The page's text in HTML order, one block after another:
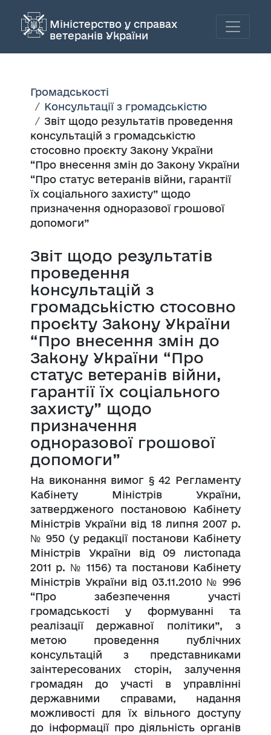
Міністерство у справах
ветеранів України
Громадськості
Консультації з громадськістю
Звіт щодо результатів проведення
консультацій з громадськістю
стосовно проєкту Закону України
“Про внесення змін до Закону України
“Про статус ветеранів війни, гарантії
їх соціального захисту” щодо
призначення одноразової грошової
допомоги”
Звіт щодо результатів
проведення
консультацій з
громадськістю стосовно
проєкту Закону України
“Про внесення змін до
Закону України “Про
статус ветеранів війни,
гарантії їх соціального
захисту” щодо
призначення
одноразової грошової
допомоги”
На виконання вимог § 42 Регламенту
Кабінету Міністрів України,
затвердженого постановою Кабінету
Міністрів України від 18 липня 2007 р.
№ 950 (у редакції постанови Кабінету
Міністрів України від 09 листопада
2011 р. № 1156) та постанови Кабінету
Міністрів України від 03.11.2010 № 996
“Про забезпечення участі
громадськості у формуванні та
реалізації державної політики”, з
метою проведення публічних
консультацій з представниками
заінтересованих сторін, залучення
громадян до участі в управлінні
державними справами, надання
можливості для їх вільного доступу
до інформації про діяльність органів